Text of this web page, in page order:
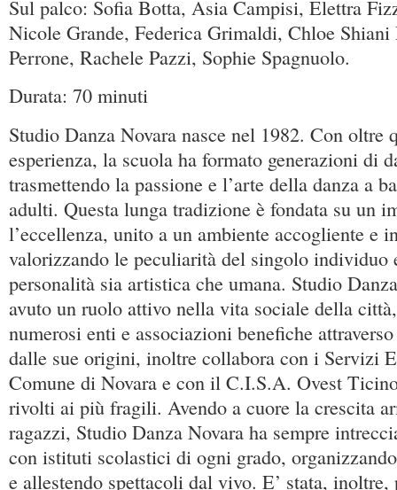
Sul palco: Sofia Botta, Asia Campisi, Elettra
Nicole Grande, Federica Grimaldi, Chloe
Perrone, Rachele Pazzi, Sophie Spagnuolo.
Durata: 70 minuti
Studio Danza Novara nasce nel 1982. Con oltre
esperienza, la scuola ha formato generazioni di
trasmettendo la passione e l’arte della danza a
adulti. Questa lunga tradizione è fondata su un
l’eccellenza, unito a un ambiente accogliente e
valorizzando le peculiarità del singolo individuo
personalità sia artistica che umana. Studio
avuto un ruolo attivo nella vita sociale della
numerosi enti e associazioni benefiche
dalle sue origini, inoltre collabora con i Servizi
Comune di Novara e con il C.I.S.A. Ovest
rivolti ai più fragili. Avendo a cuore la crescita
ragazzi, Studio Danza Novara ha sempre
con istituti scolastici di ogni grado,
e allestendo spettacoli dal vivo. E’ stata, inoltre,